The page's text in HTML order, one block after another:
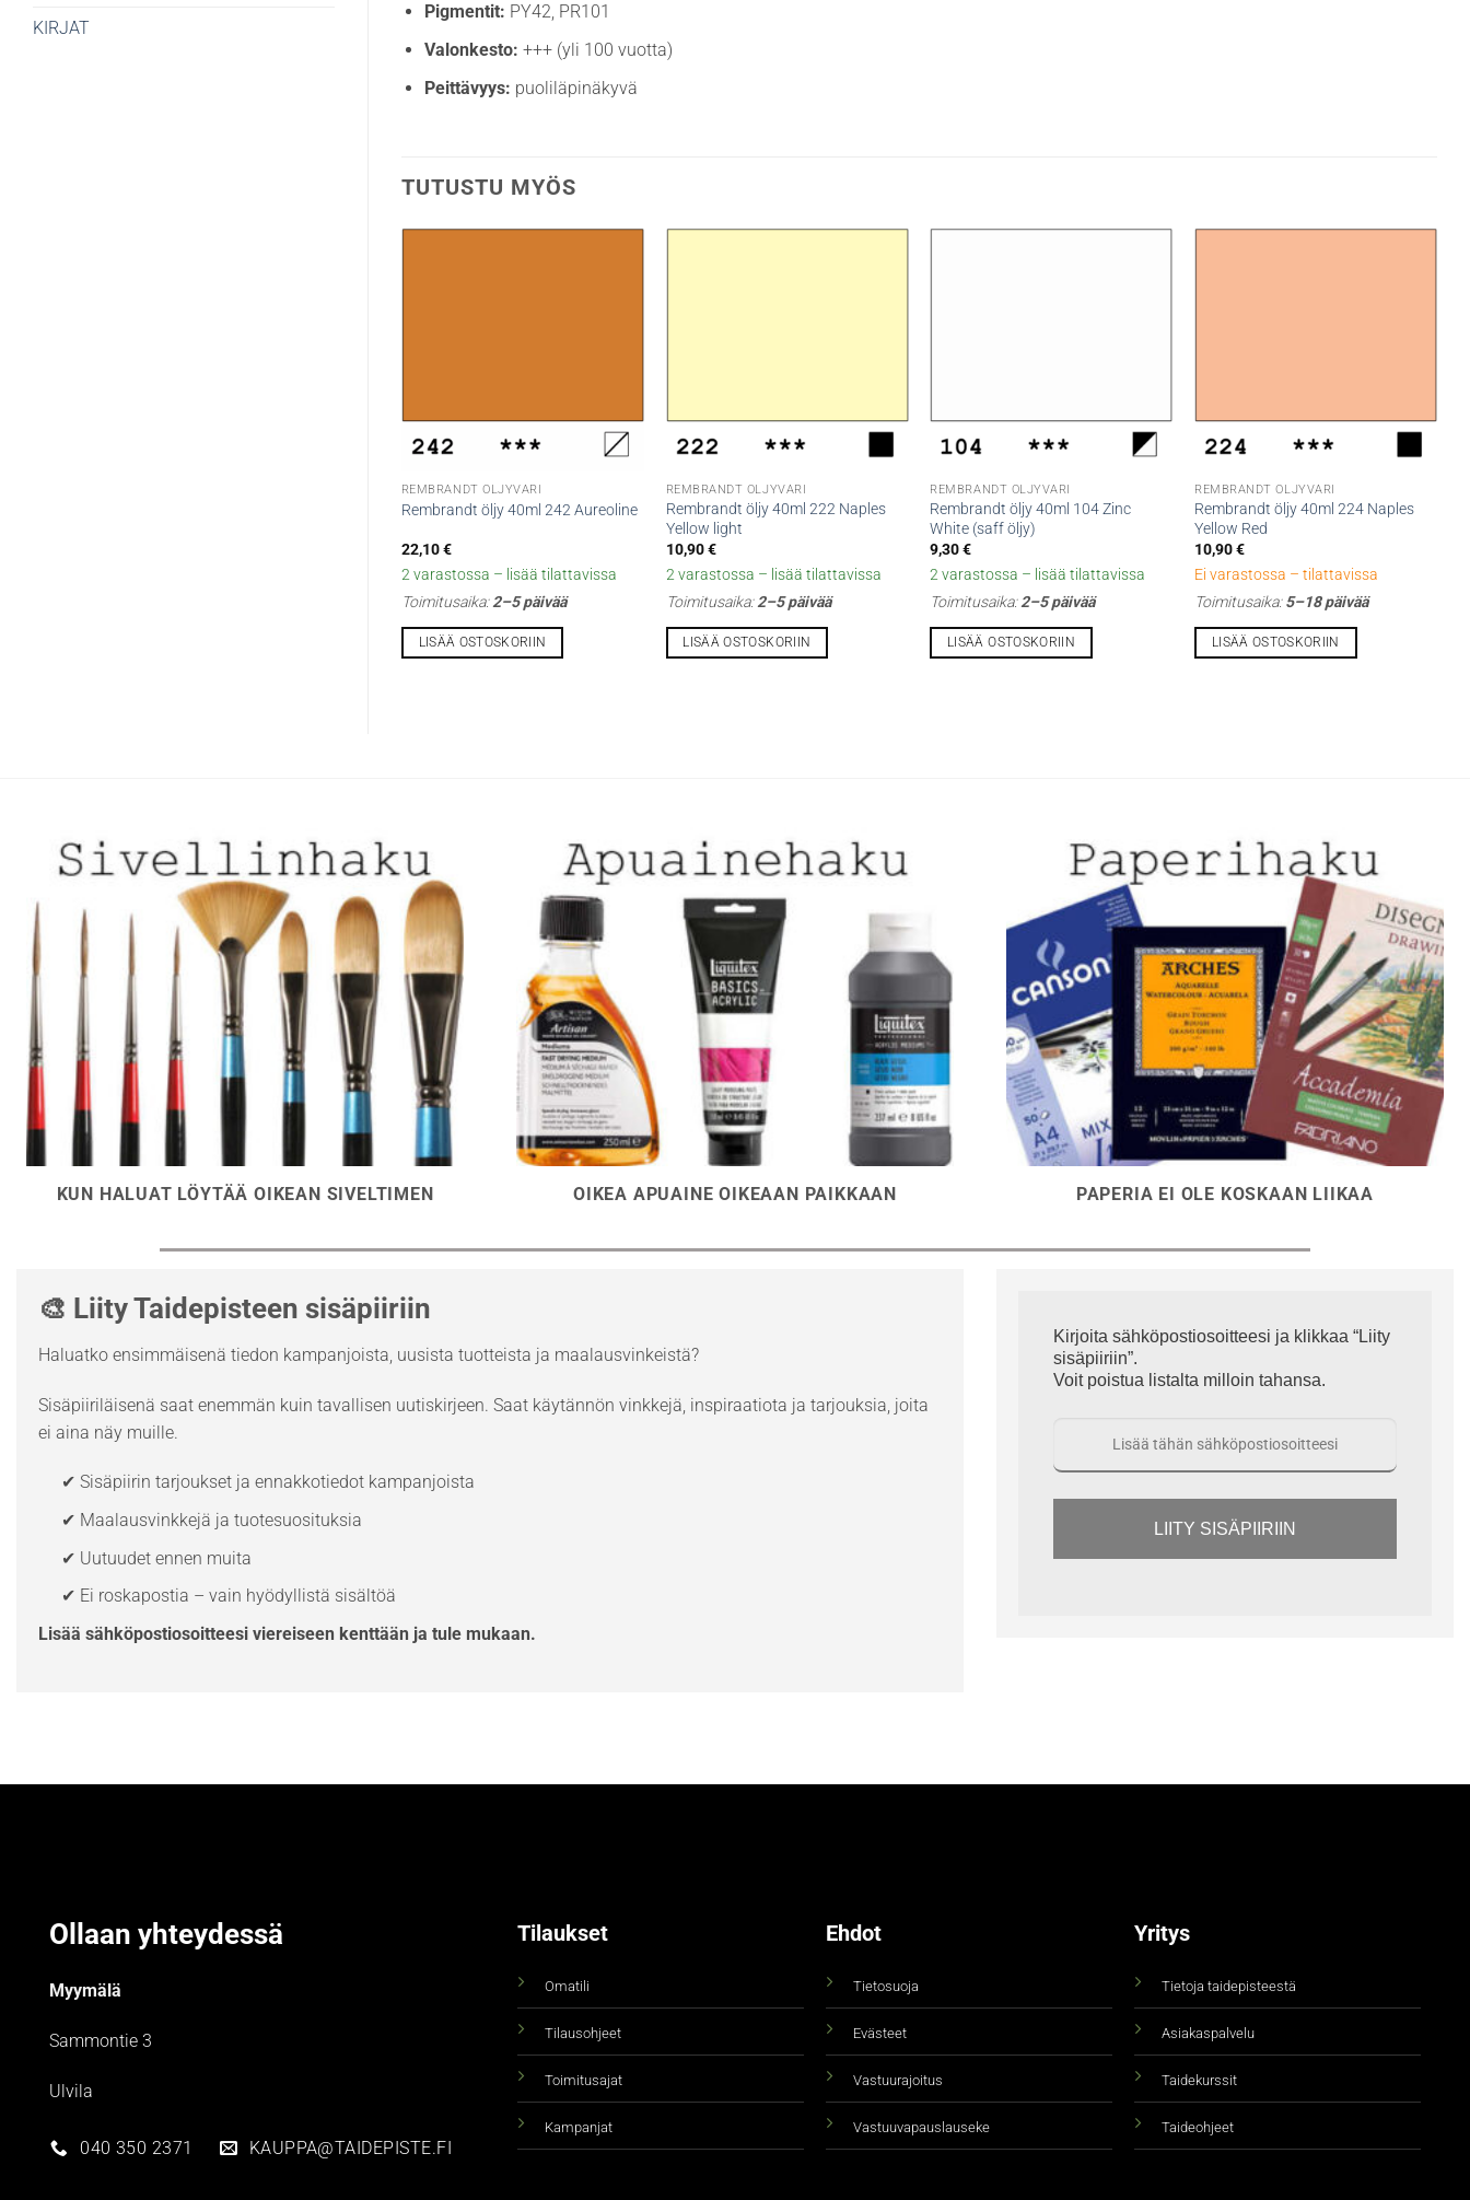
KIRJAT
Pigmentit: PY42, PR101
Valonkesto: +++ (yli 100 vuotta)
Peittävyys: puoliläpinäkyvä
TUTUSTU MYÖS
REMBRANDT ÖLJYVÄRI
Rembrandt öljy 40ml 242 Aureoline
22,10€
2 varastossa – lisää tilattavissa
Toimitusaika:2–5 päivää
LISÄÄ OSTOSKORIIN
REMBRANDT ÖLJYVÄRI
Rembrandt öljy 40ml 222 Naples
Yellow light
10,90€
2 varastossa – lisää tilattavissa
Toimitusaika:2–5 päivää
LISÄÄ OSTOSKORIIN
REMBRANDT ÖLJYVÄRI
Rembrandt öljy 40ml 104 Zinc
White (saff öljy)
9,30€
2 varastossa – lisää tilattavissa
Toimitusaika:2–5 päivää
LISÄÄ OSTOSKORIIN
REMBRANDT ÖLJYVÄRI
Rembrandt öljy 40ml 224 Naples
Yellow Red
10,90€
Ei varastossa – tilattavissa
Toimitusaika:5–18 päivää
LISÄÄ OSTOSKORIIN
KUN HALUAT LÖYTÄÄ OIKEAN SIVELTIMEN OIKEA APUAINE OIKEAAN PAIKKAAN PAPERIA EI OLE KOSKAAN LIIKAA
🎨 Liity Taidepisteen sisäpiiriin
Haluatko ensimmäisenä tiedon kampanjoista, uusista tuotteista ja maalausvinkeistä?
Sisäpiiriläisenä saat enemmän kuin tavallisen uutiskirjeen. Saat käytännön vinkkejä, inspiraatiota ja tarjouksia, joita
ei aina näy muille.
✔ Sisäpiirin tarjoukset ja ennakkotiedot kampanjoista
✔ Maalausvinkkejä ja tuotesuosituksia
✔ Uutuudet ennen muita
✔ Ei roskapostia – vain hyödyllistä sisältöä
Lisää sähköpostiosoitteesi viereiseen kenttään ja tule mukaan.
Kirjoita sähköpostiosoitteesi ja klikkaa “Liity
sisäpiiriin”.
Voit poistua listalta milloin tahansa.
LIITY SISÄPIIRIIN
Ollaan yhteydessä
Myymälä
Sammontie 3
Ulvila
040 350 2371 KAUPPA@TAIDEPISTE.FI
Tilaukset
Omatili
Tilausohjeet
Toimitusajat
Kampanjat
Ehdot
Tietosuoja
Evästeet
Vastuurajoitus
Vastuuvapauslauseke
Yritys
Tietoja taidepisteestä
Asiakaspalvelu
Taidekurssit
Taideohjeet